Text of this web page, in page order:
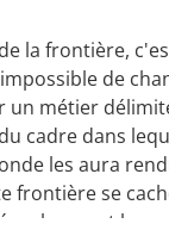
la frontière,
de
un métier
cadre dans
les aura
frontière se
le pur et bon